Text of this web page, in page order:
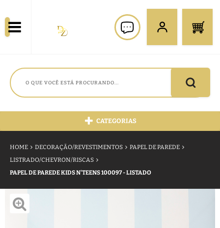
CATEGORIAS
HOME DECORAÇÃO/REVESTIMENTOS
PAPEL DE PAREDE
LISTRADO/CHEVRON/RISCAS
PAPEL DE PAREDE KIDS N'TEENS 100097 - LISTADO